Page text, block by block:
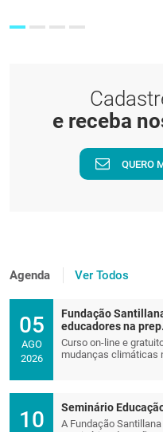
e receba
QUERO
Agenda Ver Todos
05
AGO
2026
Fundação
educadores na
Curso on-line e
mudanças climáticas
10 Seminário
A Fundação